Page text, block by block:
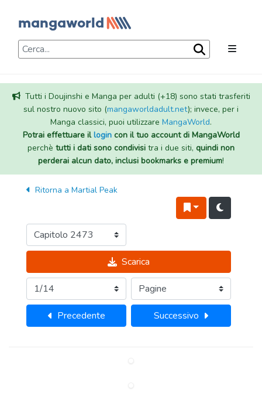
Tutti i Doujinshi e Manga per adulti (+18) sono stati trasferiti
sul nostro nuovo sito (mangaworldadult.net); invece, per i
Manga classici, puoi utilizzare MangaWorld.
Potrai effettuare illogincon il tuo account di MangaWorld
perchè tutti i dati sono condivisi tra i due siti, quindi non
perderai alcun dato, inclusi bookmarks e premium!
Ritorna a Martial Peak
Scarica
Precedente Successivo